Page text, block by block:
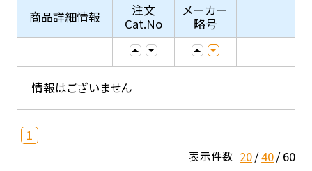
商品詳細情報
注文
Cat.No
メーカー
略号
情報はございません
1
表示件数 20 40 60